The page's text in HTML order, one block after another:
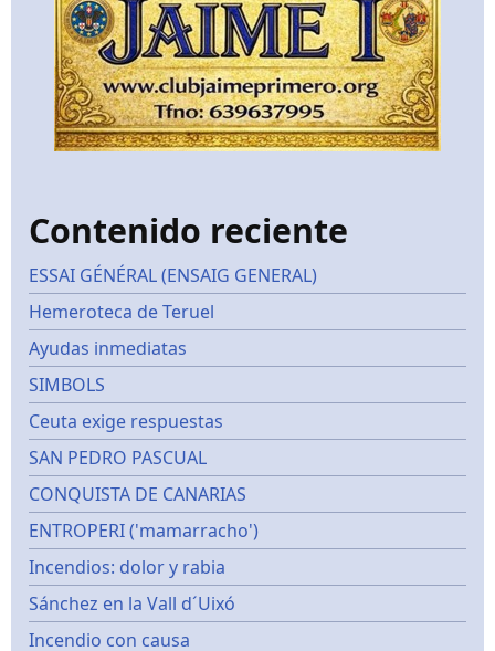
Contenido reciente
ESSAI GÉNÉRAL (ENSAIG GENERAL)
Hemeroteca de Teruel
Ayudas inmediatas
SIMBOLS
Ceuta exige respuestas
SAN PEDRO PASCUAL
CONQUISTA DE CANARIAS
ENTROPERI ('mamarracho')
Incendios: dolor y rabia
Sánchez en la Vall d´Uixó
Incendio con causa